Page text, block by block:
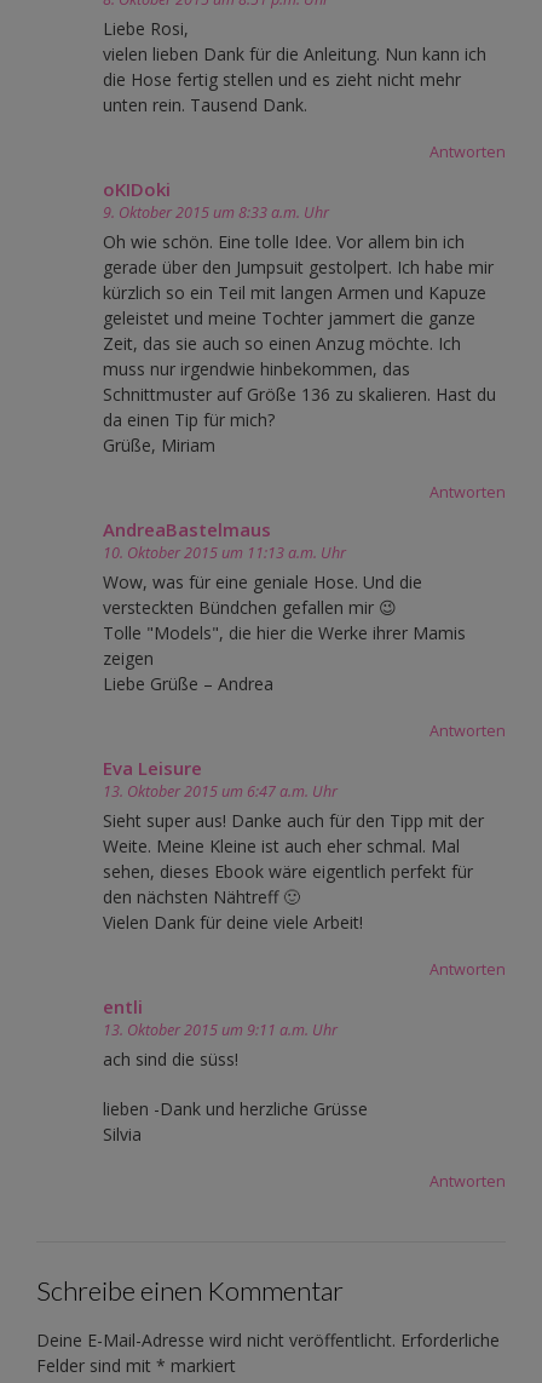
Liebe Rosi,
vielen lieben Dank für die Anleitung. Nun kann ich
die Hose fertig stellen und es zieht nicht mehr
unten rein. Tausend Dank.
Antworten
oKIDoki
9. Oktober 2015 um 8:33 a.m. Uhr
Oh wie schön. Eine tolle Idee. Vor allem bin ich
gerade über den Jumpsuit gestolpert. Ich habe mir
kürzlich so ein Teil mit langen Armen und Kapuze
geleistet und meine Tochter jammert die ganze
Zeit, das sie auch so einen Anzug möchte. Ich
muss nur irgendwie hinbekommen, das
Schnittmuster auf Größe 136 zu skalieren. Hast du
da einen Tip für mich?
Grüße, Miriam
Antworten
AndreaBastelmaus
10. Oktober 2015 um 11:13 a.m. Uhr
Wow, was für eine geniale Hose. Und die
versteckten Bündchen gefallen mir 😉
Tolle "Models", die hier die Werke ihrer Mamis
zeigen
Liebe Grüße – Andrea
Antworten
Eva Leisure
13. Oktober 2015 um 6:47 a.m. Uhr
Sieht super aus! Danke auch für den Tipp mit der
Weite. Meine Kleine ist auch eher schmal. Mal
sehen, dieses Ebook wäre eigentlich perfekt für
den nächsten Nähtreff 🙂
Vielen Dank für deine viele Arbeit!
Antworten
entli
13. Oktober 2015 um 9:11 a.m. Uhr
ach sind die süss!
lieben -Dank und herzliche Grüsse
Silvia
Antworten
Schreibe einen Kommentar
Deine E-Mail-Adresse wird nicht veröffentlicht. Erforderliche
Felder sind mit * markiert